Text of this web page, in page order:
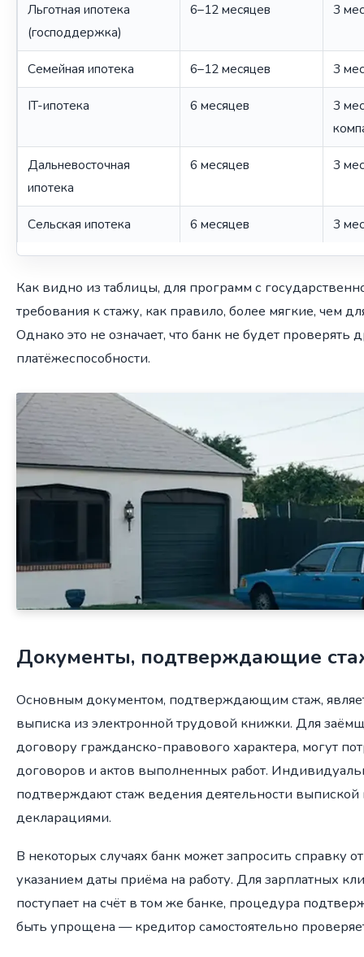
Льготная ипотека
(господдержка)
6–12 месяцев 3
Семейная ипотека 6–12 месяцев 3
IT-ипотека 6 месяцев
3
Дальневосточная
ипотека
6 месяцев 3
Сельская ипотека 6 месяцев 3
Как видно из таблицы, для программ с
требования к стажу, как правило, более мягкие, чем
Однако это не означает, что банк не будет проверять
платёжеспособности.
Документы, подтверждающие
Основным документом, подтверждающим стаж,
выписка из электронной трудовой книжки. Для
договору гражданско-правового характера, могут
договоров и актов выполненных работ.
подтверждают стаж ведения деятельности
декларациями.
В некоторых случаях банк может запросить справку
указанием даты приёма на работу. Для зарплатных
поступает на счёт в том же банке, процедура
быть упрощена — кредитор самостоятельно